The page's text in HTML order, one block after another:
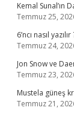
Kemal Sunal’ın
Temmuz 25,
6’ncı nasıl yazılır
Temmuz 24,
Jon Snow ve
Temmuz 23,
Mustela güneş
Temmuz 21,